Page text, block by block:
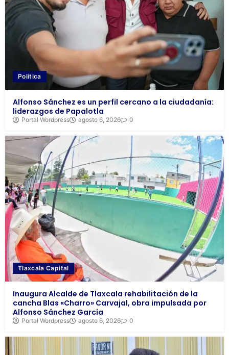
Política
Alfonso Sánchez es un perfil cercano a la ciudadanía:
liderazgos de Papalotla
Portal Wordpress agosto 6, 2026 0
Tlaxcala Capital
Inaugura Alcalde de Tlaxcala rehabilitación de la
cancha Blas «Charro» Carvajal, obra impulsada por
Alfonso Sánchez García
Portal Wordpress agosto 6, 2026 0